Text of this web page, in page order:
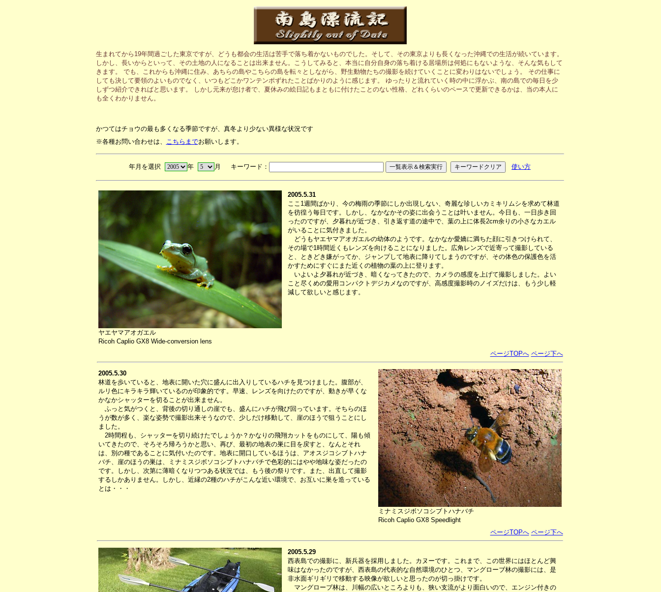
生まれてから19年間過ごした東京ですが、どうも都会の生活は苦手で落ち着かないものでした。そして、その東京よりも長くなった沖縄での生活が続いています。
しかし、長いからといって、その土地の人になることは出来ません。こうしてみると、本当に自分自身の落ち着ける居場所は何処にもないような、そんな気もして
きます。 でも、これからも沖縄に住み、あちらの島やこちらの島を転々としながら、野生動物たちの撮影を続けていくことに変わりはないでしょう。 その仕事に
しても決して要領のよいものでなく、いつもどこかワンテンポずれたことばかりのように感じます。 ゆったりと流れていく時の中に浮かぶ、南の島での毎日を少
しずつ紹介できればと思います。 しかし元来が怠け者で、夏休みの絵日記もまともに付けたことのない性格、どれくらいのペースで更新できるかは、当の本人に
も全くわかりません。
かつてはチョウの最も多くなる季節ですが、真冬より少ない異様な状況です
※各種お問い合わせは、 こちらまでお願いします。
年月を選択 年 月 キーワード： 使い方
ヤエヤマアオガエル
Ricoh Caplio GX8 Wide-conversion lens
2005.5.31
ここ1週間ばかり、今の梅雨の季節にしか出現しない、奇麗な珍しいカミキリムシを求めて林道
を彷徨う毎日です。しかし、なかなかその姿に出会うことは叶いません。今日も、一日歩き回
ったのですが、夕暮れが近づき、引き返す道の途中で、葉の上に体長2cm余りの小さなカエル
がいることに気付きました。
どうもヤエヤマアオガエルの幼体のようです。なかなか愛嬌に満ちた顔に引きつけられて、
その場で1時間近くもレンズを向けることになりました。広角レンズで近寄って撮影している
と、ときどき嫌がってか、ジャンプして地表に降りてしまうのですが、その体色の保護色を活
かすためにすぐにまた近くの植物の葉の上に登ります。
いよいよ夕暮れが近づき、暗くなってきたので、カメラの感度を上げて撮影しました。よい
こと尽くめの愛用コンパクトデジカメなのですが、高感度撮影時のノイズだけは、もう少し軽
減して欲しいと感じます。
ページTOPへ ページ下へ
2005.5.30
林道を歩いていると、地表に開いた穴に盛んに出入りしているハチを見つけました。腹部が、
ルリ色にキラキラ輝いているのが印象的です。早速、レンズを向けたのですが、動きが早くな
かなかシャッターを切ることが出来ません。
ふっと気がつくと、背後の切り通しの崖でも、盛んにハチが飛び回っています。そちらのほ
うが数が多く、楽な姿勢で撮影出来そうなので、少しだけ移動して、崖のほうで狙うことにし
ました。
2時間程も、シャッターを切り続けたでしょうか？かなりの飛翔カットをものにして、陽も傾
いてきたので、そろそろ帰ろうかと思い、再び、最初の地表の巣に目を戻すと、なんとそれ
は、別の種であることに気付いたのです。地表に開口しているほうは、アオスジコシブトハナ
バチ、崖のほうの巣は、ミナミスジボソコシブトハナバチで色彩的にはやや地味な姿だったの
です。しかし、次第に薄暗くなりつつある状況では、もう後の祭りです。また、出直して撮影
するしかありません。しかし、近縁の2種のハチがこんな近い環境で、お互いに巣を造っている
とは・・・
ミナミスジボソコシブトハナバチ
Ricoh Caplio GX8 Speedlight
ページTOPへ ページ下へ
2005.5.29
西表島での撮影に、新兵器を採用しました。カヌーです。これまで、この世界にはほとんど興
味はなかったのですが、西表島の代表的な自然環境のひとつ、マングローブ林の撮影には、是
非水面ギリギリで移動する映像が欲しいと思ったのが切っ掛けです。
マングローブ林は、川幅の広いところよりも、狭い支流がより面白いので、エンジン付きの